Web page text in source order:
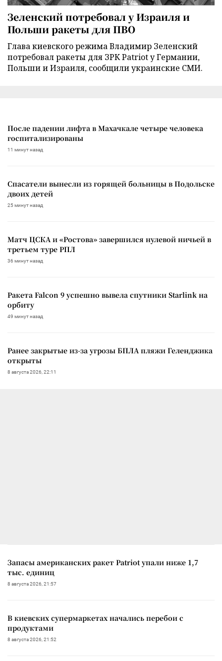
Зеленский потребовал у Израиля и
Польши ракеты для ПВО
Глава киевского режима Владимир Зеленский
потребовал ракеты для ЗРК Patriot у Германии,
Польши и Израиля, сообщили украинские СМИ.
После падении лифта в Махачкале четыре человека
госпитализированы
11 минут назад
Спасатели вынесли из горящей больницы в Подольске
двоих детей
25 минут назад
Матч ЦСКА и «Ростова» завершился нулевой ничьей в
третьем туре РПЛ
36 минут назад
Ракета Falcon 9 успешно вывела спутники Starlink на
орбиту
49 минут назад
Ранее закрытые из-за угрозы БПЛА пляжи Геленджика
открыты
8 августа 2026, 22:11
Запасы американских ракет Patriot упали ниже 1,7
тыс. единиц
8 августа 2026, 21:57
В киевских супермаркетах начались перебои с
продуктами
8 августа 2026, 21:52